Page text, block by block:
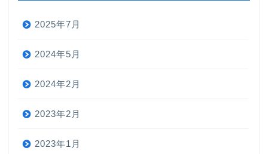
2025年7月
2024年5月
2024年2月
2023年2月
2023年1月